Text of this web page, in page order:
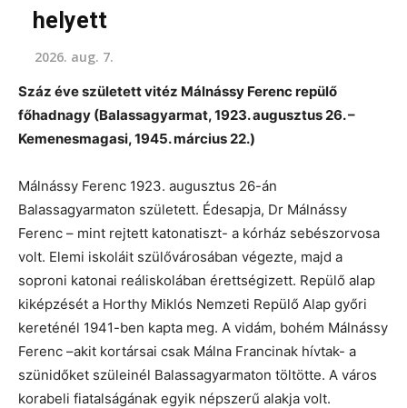
helyett
2026. aug. 7.
Száz éve született vitéz Málnássy Ferenc repülő
főhadnagy (Balassagyarmat, 1923. augusztus 26. –
Kemenesmagasi, 1945. március 22.)
Málnássy Ferenc 1923. augusztus 26-án
Balassagyarmaton született. Édesapja, Dr Málnássy
Ferenc – mint rejtett katonatiszt- a kórház sebészorvosa
volt. Elemi iskoláit szülővárosában végezte, majd a
soproni katonai reáliskolában érettségizett. Repülő alap
kiképzését a Horthy Miklós Nemzeti Repülő Alap győri
kereténél 1941-ben kapta meg. A vidám, bohém Málnássy
Ferenc –akit kortársai csak Málna Francinak hívtak- a
szünidőket szüleinél Balassagyarmaton töltötte. A város
korabeli fiatalságának egyik népszerű alakja volt.